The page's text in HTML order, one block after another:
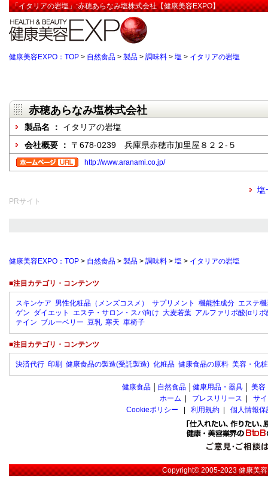
「イタリアの岩塩」:赤穂あらなみ塩株式会社【健康美容EXPO】
健康美容EXPO：TOP > 自然食品 > 製品 > 調味料 > 塩 > イタリアの岩塩
赤穂あらなみ塩株式会社
製品名 ： イタリアの岩塩
会社概要 ： 〒678-0239 兵庫県赤穂市加里屋８２２-５
http://www.aranami.co.jp/
塩
PRサイト
健康美容EXPO：TOP > 自然食品 > 製品 > 調味料 > 塩 > イタリアの岩塩
■注目カテゴリ・コンテンツ
スキンケア 男性化粧品（メンズコスメ） サプリメント 機能性成分 エステ
ゲン ダイエット エステ・サロン・スパ向け 大麦若葉 アルファリポ酸(αリポ
テイン ブルーベリー 豆乳 寒天 車椅子
■注目カテゴリ・コンテンツ
決済代行 印刷 健康食品の製造(受託製造) 化粧品 健康食品の原料 美容・化
健康食品 自然食品 健康用品・器具 美容
ホーム
プレスリリース
サ
Cookieポリシー
利用規約 個人情報
Copyright© 2005-2023健康美